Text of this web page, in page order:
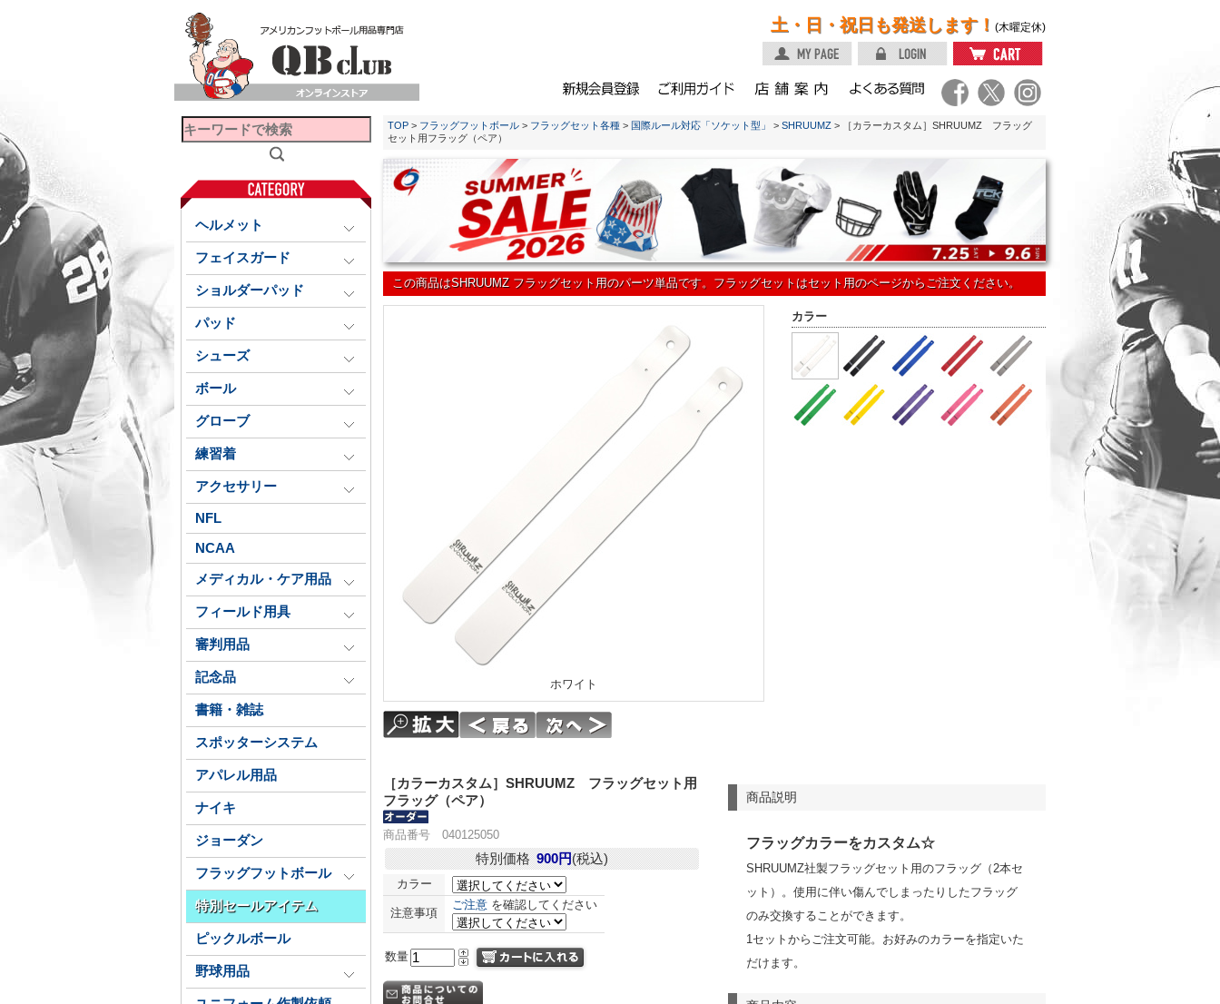
土・日・祝日も発送します！ (木曜定休)
ヘルメット
フェイスガード
ショルダーパッド
パッド
シューズ
ボール
グローブ
練習着
アクセサリー
NFL
NCAA
メディカル・ケア用品
フィールド用具
審判用品
記念品
書籍・雑誌
スポッターシステム
アパレル用品
ナイキ
ジョーダン
フラッグフットボール
特別セールアイテム
ピックルボール
野球用品
TOP > フラッグフットボール > フラッグセット各種 > 国際ルール対応「ソケット型」 > SHRUUMZ > ［カラーカスタム］SHRUUMZ フラッグ
セット用フラッグ（ペア）
この商品はSHRUUMZ フラッグセット用のパーツ単品です。フラッグセットはセット用のページからご注文ください。
カラー
ホワイト
商品説明
フラッグカラーをカスタム☆
SHRUUMZ社製フラッグセット用のフラッグ（2本セ
ット）。使用に伴い傷んでしまったりしたフラッグ
のみ交換することができます。
1セットからご注文可能。お好みのカラーを指定いた
だけます。
［カラーカスタム］SHRUUMZ フラッグセット用
フラッグ（ペア）
商品番号 040125050
特別価格 900円(税込)
カラー
注意事項
ご注意 を確認してください
数量